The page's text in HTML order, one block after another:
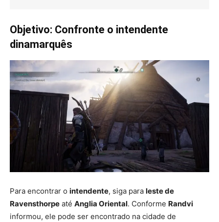
Objetivo: Confronte o intendente
dinamarquês
Para encontrar o intendente, siga para leste de
Ravensthorpe até Anglia Oriental. Conforme Randvi
informou, ele pode ser encontrado na cidade de